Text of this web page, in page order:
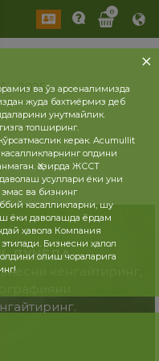
0
2025
ДУНЁДА
кенгайтиринг,
ва ўз арсеналимизда
жуда бахтиёрмиз деб
унутмайлик.
топширинг.
керак. Acumullit
олдини
Ҳозирда ЖССТ
даволаш усуллари ёки уни
ва бизнинг
касалликларни, шу
ёки даволашда ёрдам
ҳавола Компания
Бизнесни ҳалол
олдини олиш чораларига